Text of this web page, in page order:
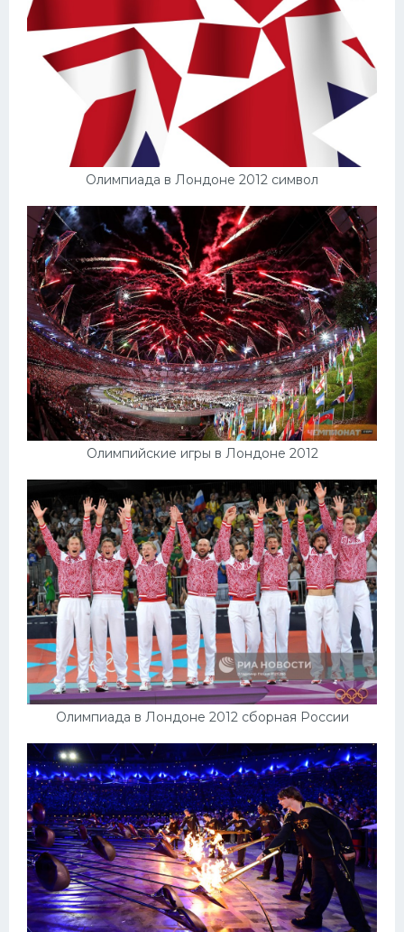
Олимпиада в Лондоне 2012 символ
Олимпийские игры в Лондоне 2012
Олимпиада в Лондоне 2012 сборная России